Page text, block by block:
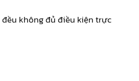
không đủ điều kiện trực